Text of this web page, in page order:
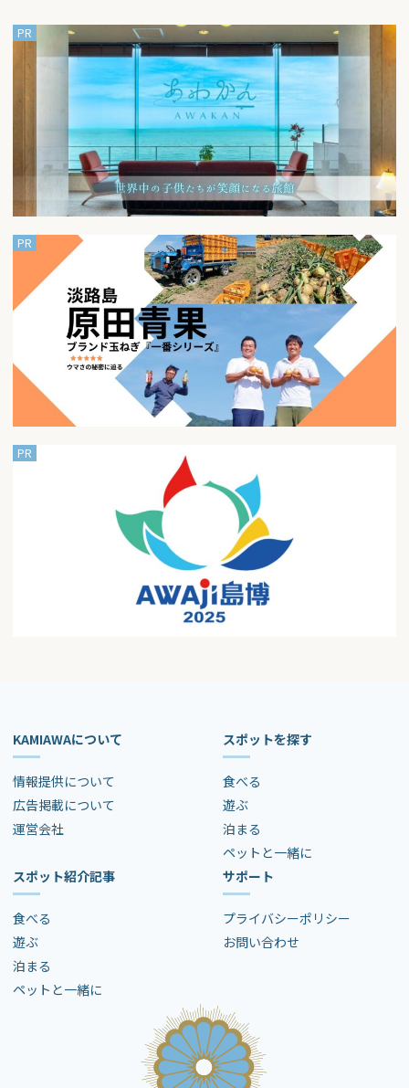
送
KAMIAWAについて
情報提供について
広告掲載について
運営会社
スポットを探す
食べる
遊ぶ
泊まる
ペットと一緒に
スポット紹介記事
食べる
遊ぶ
泊まる
ペットと一緒に
サポート
プライバシーポリシー
お問い合わせ